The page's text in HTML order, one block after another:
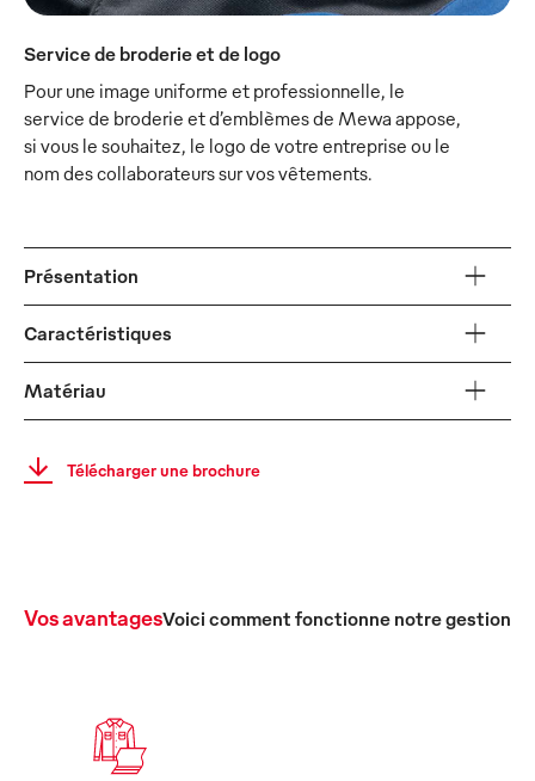
Service de broderie et de logo
Pour une image uniforme et professionnelle, le
service de broderie et d’emblèmes de Mewa appose,
si vous le souhaitez, le logo de votre entreprise ou le
nom des collaborateurs sur vos vêtements.
Présentation
Caractéristiques
Matériau
Télécharger une brochure
Vos avantagesVoici comment fonctionne notre gestion